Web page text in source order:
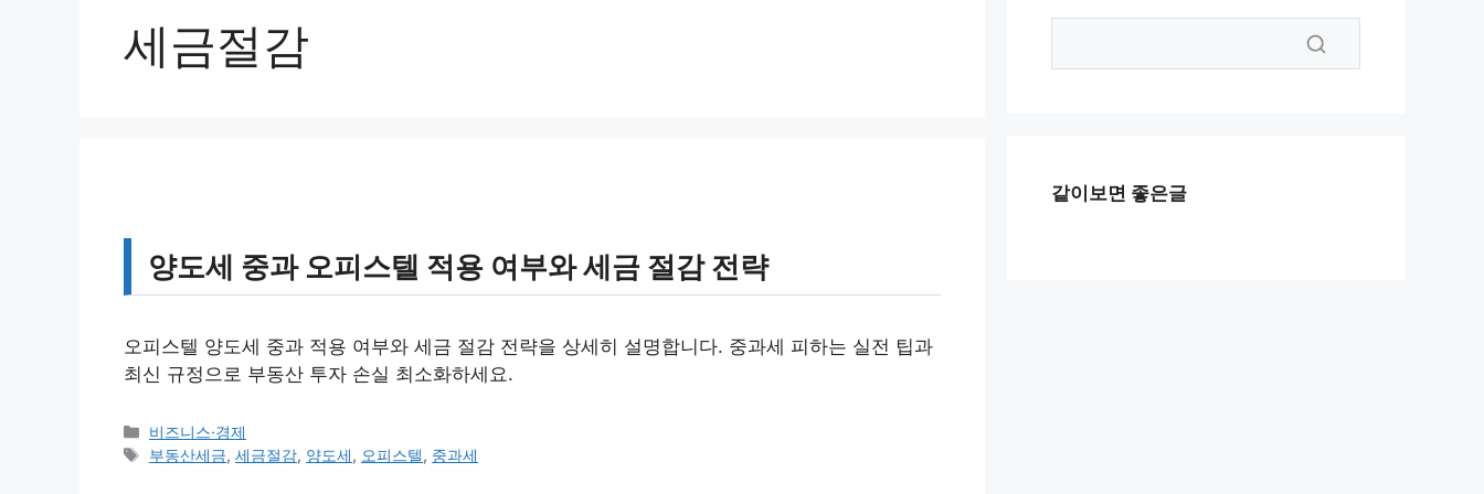
세금절감
양도세 중과 오피스텔 적용 여부와 세금 절감 전략
오피스텔 양도세 중과 적용 여부와 세금 절감 전략을 상세히 설명합니다. 중과세 피하는 실전 팁과
최신 규정으로 부동산 투자 손실 최소화하세요.
카
테
비즈니스·경제
태
부동산세금,세금절감, 양도세, 오피스텔, 중과세
같이보면 좋은글